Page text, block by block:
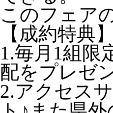
このフェア
【成約特典】
1.毎月1組限
配をプレゼ
2.アクセス